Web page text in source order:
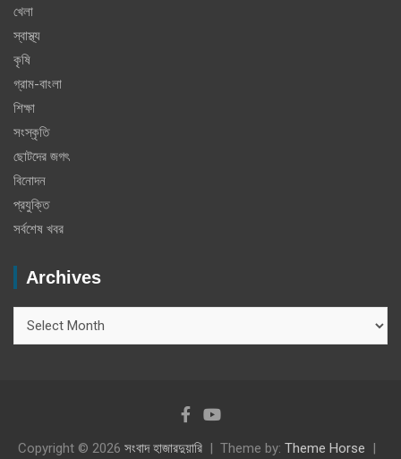
খেলা
স্বাস্থ্য
কৃষি
গ্রাম-বাংলা
শিক্ষা
সংস্কৃতি
ছোটদের জগৎ
বিনোদন
প্রযুক্তি
সর্বশেষ খবর
Archives
Copyright © 2026 সংবাদ হাজারদুয়ারি Theme by: Theme Horse